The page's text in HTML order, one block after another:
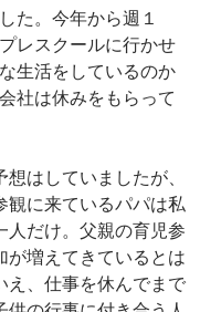
た。今年から週１
レスクールに行かせ
生活をしているのか
社は休みをもらって
想はしていましたが、
観に来ているパパは私
人だけ。父親の育児参
が増えてきているとは
え、仕事を休んでまで